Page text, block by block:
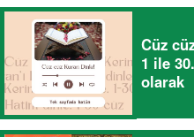
Cüz
1 ile
olarak